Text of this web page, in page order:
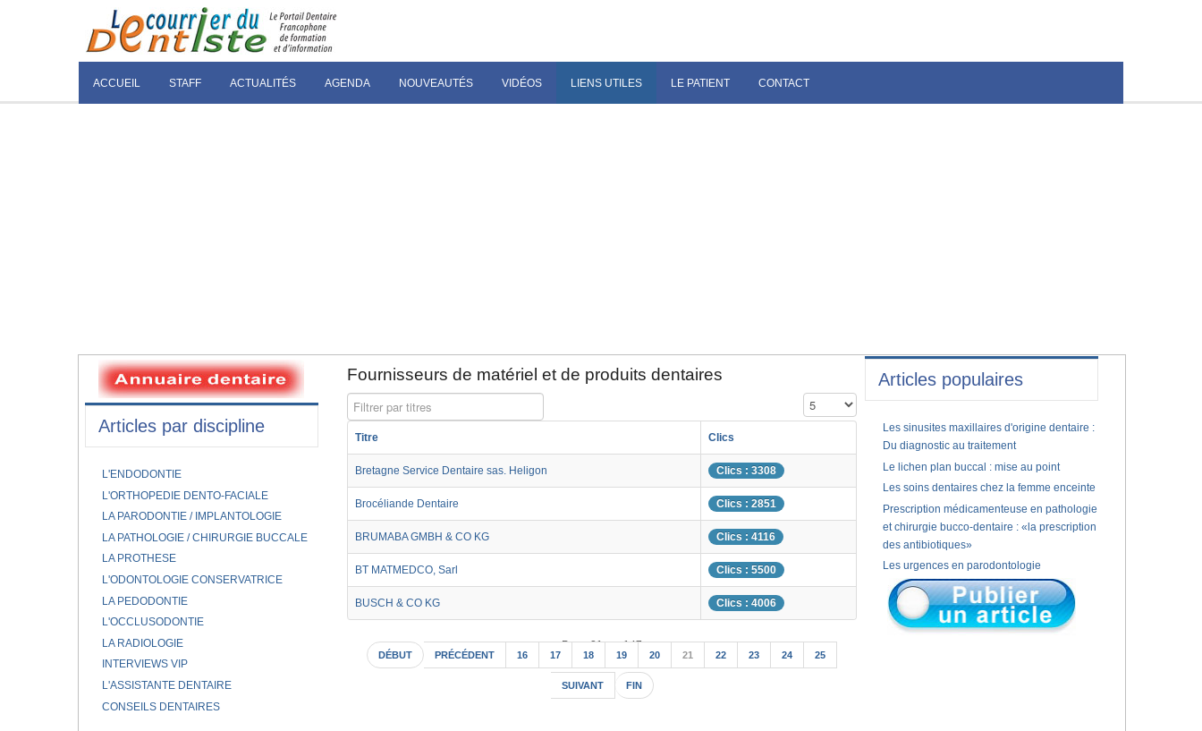
ACCUEIL STAFF ACTUALITÉS AGENDA NOUVEAUTÉS VIDÉOS LIENS UTILES LE PATIENT CONTACT
Fournisseurs de matériel et de produits dentaires
Filtrer par titres Affichage #
Titre Clics
Bretagne Service Dentaire sas. Heligon Clics : 3308
Brocéliande Dentaire Clics : 2851
BRUMABA GMBH & CO KG Clics : 4116
BT MATMEDCO, Sarl Clics : 5500
BUSCH & CO KG Clics : 4006
Page 21 sur 147
DÉBUT PRÉCÉDENT 16 17 18 19 20 21 22 23 24 25
SUIVANT FIN
Articles par discipline
L'ENDODONTIE
L'ORTHOPEDIE DENTO-FACIALE
LA PARODONTIE / IMPLANTOLOGIE
LA PATHOLOGIE / CHIRURGIE BUCCALE
LA PROTHESE
L'ODONTOLOGIE CONSERVATRICE
LA PEDODONTIE
L'OCCLUSODONTIE
LA RADIOLOGIE
INTERVIEWS VIP
L'ASSISTANTE DENTAIRE
CONSEILS DENTAIRES
Articles populaires
Les sinusites maxillaires d'origine dentaire :
Du diagnostic au traitement
Le lichen plan buccal : mise au point
Les soins dentaires chez la femme enceinte
Prescription médicamenteuse en pathologie
et chirurgie bucco-dentaire : «la prescription
des antibiotiques»
Les urgences en parodontologie